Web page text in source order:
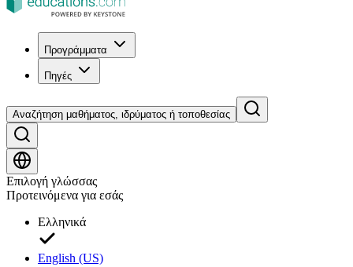
Προγράμματα
Πηγές
Αναζήτηση μαθήματος, ιδρύματος ή τοποθεσίας
Επιλογή γλώσσας
Προτεινόμενα για εσάς
Ελληνικά
English (US)